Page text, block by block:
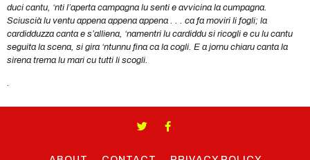
duci cantu, ‘nti l’aperta campagna lu senti e avvicina la cumpagna.
Sciuscià lu ventu appena appena appena . . . ca fa moviri li fogli; la
cardidduzza canta e s’alliena, ‘namentri lu cardiddu si ricogli e cu lu cantu
seguita la scena, si gira ‘ntunnu fina ca la cogli. E a jornu chiaru canta la
sirena trema lu mari cu tutti li scogli.
.